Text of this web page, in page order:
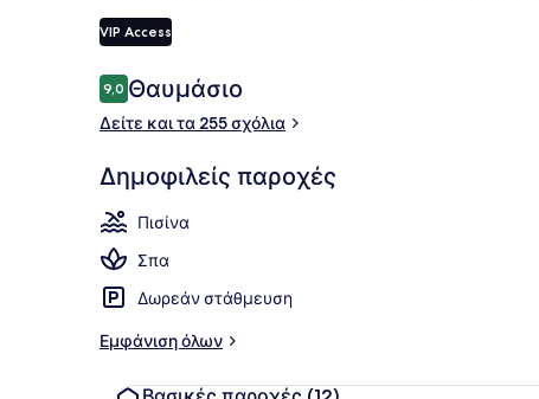
VIP Access
Σχόλια
9,09,0 στα 10
Θαυμάσιο
Δείτε και τα 255 σχόλια
Δημοφιλείς παροχές
Πισίνα
Σπα
Δωρεάν στάθμευση
Εμφάνιση όλων